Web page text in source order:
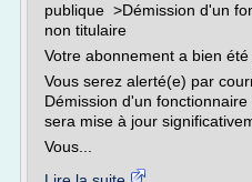
publique >Démission d'un
non titulaire
Votre abonnement a bien été
Vous serez alerté(e) par
Démission d'un
sera mise à jour
Vous...